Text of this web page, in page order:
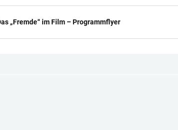
„Fremde“ im Film – Programmflyer